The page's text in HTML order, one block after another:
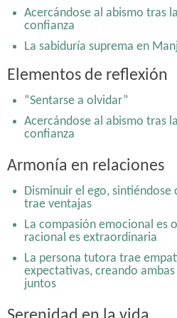
Acercándose al abismo tras
confianza
La sabiduría suprema en
Nietzsche y Laozi: la
el naturalismo en dos
tiempo y espacio
De praemeditatio malorum a
de la muerte: Practicar morir
trae ventajas
benevolencia
Elementos de reflexión
“Sentarse a olvidar”
Acercándose al abismo tras
confianza
Armonía en relaciones
Disminuir el ego, sintiéndose
trae ventajas
La compasión emocional es
racional es extraordinaria
La persona tutora trae
expectativas, creando
juntos